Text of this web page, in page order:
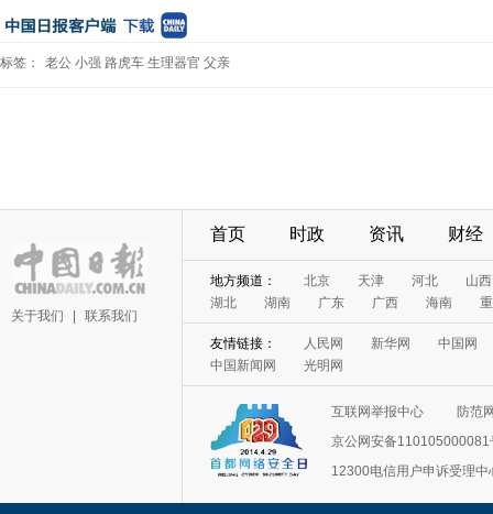
标签： 老公 小强 路虎车 生理器官 父亲
关于我们 联系我们
首页 时政 资讯 财经
地方频道： 北京 天津 河北
山西
湖北
湖南 广东 广西 海南
友情链接： 人民网 新华网
中国网
中国新闻网
光明网
互联网举报中心
防范
京公网安备110105000081
12300电信用户申诉受理中